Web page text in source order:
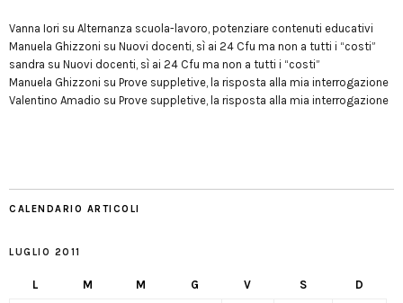
Vanna Iori su Alternanza scuola-lavoro, potenziare contenuti educativi
Manuela Ghizzoni su Nuovi docenti, sì ai 24 Cfu ma non a tutti i “costi”
sandra su Nuovi docenti, sì ai 24 Cfu ma non a tutti i “costi”
Manuela Ghizzoni su Prove suppletive, la risposta alla mia interrogazione
Valentino Amadio su Prove suppletive, la risposta alla mia interrogazione
CALENDARIO ARTICOLI
LUGLIO 2011
L M M G V S D